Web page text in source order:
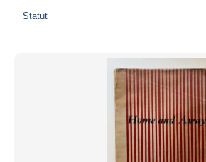
Statut